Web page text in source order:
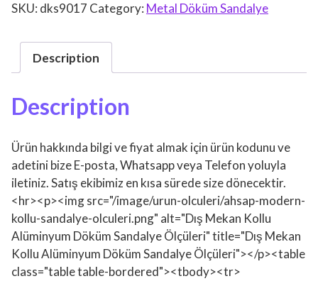
SKU: dks9017 Category: Metal Döküm Sandalye
Description
Description
Ürün hakkında bilgi ve fiyat almak için ürün kodunu ve
adetini bize E-posta, Whatsapp veya Telefon yoluyla
iletiniz. Satış ekibimiz en kısa sürede size dönecektir.
<hr><p><img src="/image/urun-olculeri/ahsap-modern-
kollu-sandalye-olculeri.png" alt="Dış Mekan Kollu
Alüminyum Döküm Sandalye Ölçüleri" title="Dış Mekan
Kollu Alüminyum Döküm Sandalye Ölçüleri"></p><table
class="table table-bordered"><tbody><tr>